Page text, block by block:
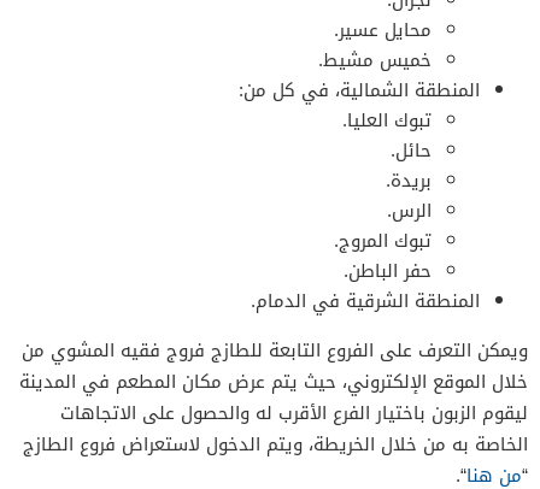
محايل عسير.
خميس مشيط.
المنطقة الشمالية، في كل من:
تبوك العليا.
حائل.
بريدة.
الرس.
تبوك المروج.
حفر الباطن.
المنطقة الشرقية في الدمام.
ويمكن التعرف على الفروع التابعة للطازج فروج فقيه المشوي من
خلال الموقع الإلكتروني، حيث يتم عرض مكان المطعم في المدينة
ليقوم الزبون باختيار الفرع الأقرب له والحصول على الاتجاهات
الخاصة به من خلال الخريطة، ويتم الدخول لاستعراض فروع الطازج
“من هنا“.